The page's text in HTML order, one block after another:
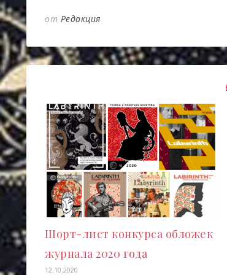
от Редакция
Шорт-лист конкурса обложек
журнала 2020 года
12.10.2020